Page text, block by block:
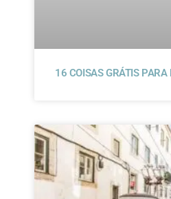
16 COISAS GRÁTIS PARA